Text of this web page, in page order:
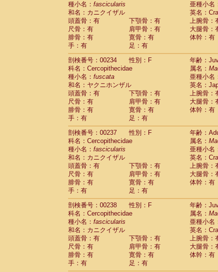
種小名： fascicularis
亜種小名
和名：カニクイザル
英名：
頭蓋骨：有
下顎骨：有
上腕骨：
尺骨：有
肩甲骨：有
大腿骨：
腓骨：有
寛骨：有
体幹：有
手：有
足：有
剖検番号：00234
性別：F
年齢：
科名：Cercopithecidae
属名：
種小名： fuscata
亜種小名
和名：ヤクニホンザル
英名：
頭蓋骨：有
下顎骨：有
上腕骨：
尺骨：有
肩甲骨：有
大腿骨：
腓骨：有
寛骨：有
体幹：有
手：有
足：有
剖検番号：00237
性別：F
年齢：
科名：Cercopithecidae
属名：
種小名： fascicularis
亜種小名
和名：カニクイザル
英名：
頭蓋骨：有
下顎骨：有
上腕骨：
尺骨：有
肩甲骨：有
大腿骨：
腓骨：有
寛骨：有
体幹：有
手：有
足：有
剖検番号：00238
性別：F
年齢：
科名：Cercopithecidae
属名：
種小名： fascicularis
亜種小名
和名：カニクイザル
英名：
頭蓋骨：有
下顎骨：有
上腕骨：
尺骨：有
肩甲骨：有
大腿骨：
腓骨：有
寛骨：有
体幹：有
手：有
足：有